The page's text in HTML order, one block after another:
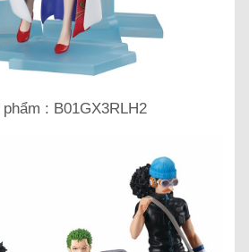
phẩm : B01GX3RLH2